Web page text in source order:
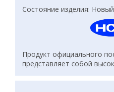
Состояние изделия:
Продукт официального
представляет собой